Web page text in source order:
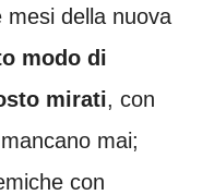
mesi della nuova
modo di
mirati, con
mai;
con